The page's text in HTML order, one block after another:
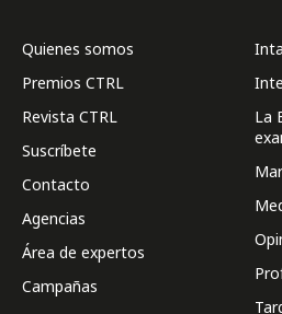
Quienes somos
Premios CTRL
Revista CTRL
Suscríbete
Contacto
Agencias
Área de expertos
Campañas
La